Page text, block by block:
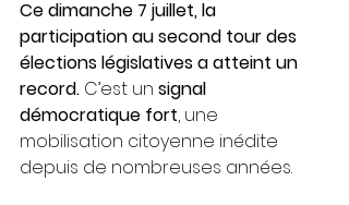
Ce dimanche 7 juillet, la
participation au second tour des
élections législatives a atteint un
record. C’est un signal
démocratique fort, une
mobilisation citoyenne inédite
depuis de nombreuses années.